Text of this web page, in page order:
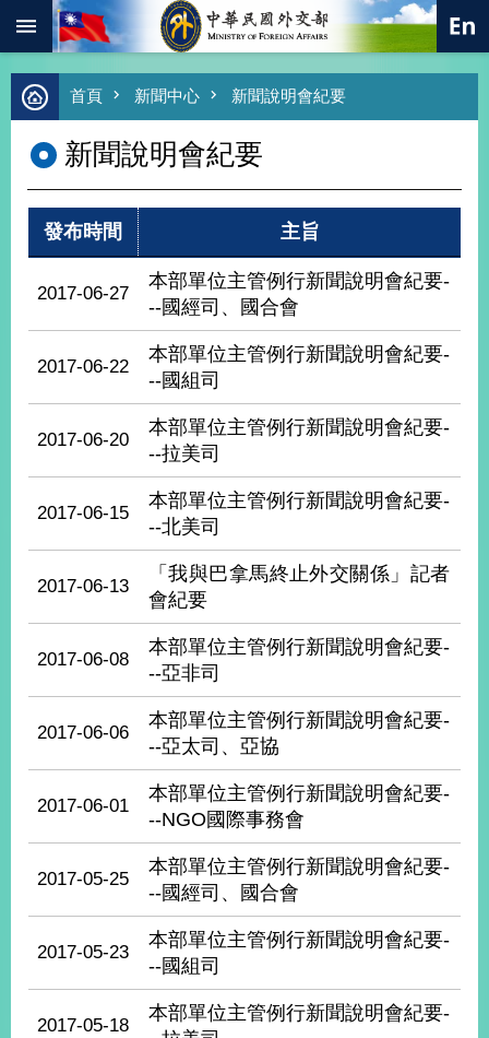
跳到主要內容區塊
進
階
尋
熱
合
交
價
外
經
濟
落
海
護
回
頁
關
本
新
首頁 新聞中心 新聞說明會紀要
新聞說明會紀要
發布時間 主旨
2017-06-27
本部單位主管例行新聞說明會紀要-
--國經司、國合會
2017-06-22
本部單位主管例行新聞說明會紀要-
--國組司
2017-06-20
本部單位主管例行新聞說明會紀要-
--拉美司
2017-06-15
本部單位主管例行新聞說明會紀要-
--北美司
2017-06-13
「我與巴拿馬終止外交關係」記者
會紀要
2017-06-08
本部單位主管例行新聞說明會紀要-
--亞非司
2017-06-06
本部單位主管例行新聞說明會紀要-
--亞太司、亞協
2017-06-01
本部單位主管例行新聞說明會紀要-
--NGO國際事務會
2017-05-25
本部單位主管例行新聞說明會紀要-
--國經司、國合會
2017-05-23
本部單位主管例行新聞說明會紀要-
--國組司
2017-05-18
本部單位主管例行新聞說明會紀要-